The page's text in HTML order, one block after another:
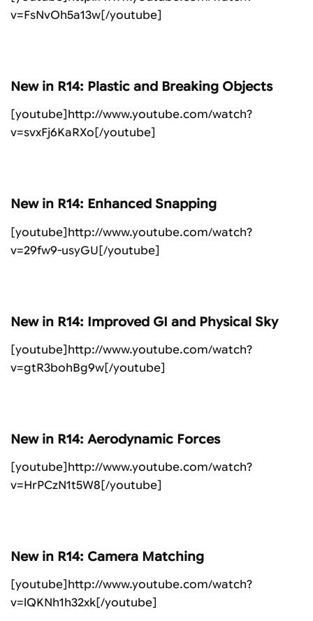
v=FsNvOh5a13w[/youtube]
New in R14: Plastic and Breaking Objects
[youtube]http://www.youtube.com/watch?
v=svxFj6KaRXo[/youtube]
New in R14: Enhanced Snapping
[youtube]http://www.youtube.com/watch?
v=29fw9-usyGU[/youtube]
New in R14: Improved GI and Physical Sky
[youtube]http://www.youtube.com/watch?
v=gtR3bohBg9w[/youtube]
New in R14: Aerodynamic Forces
[youtube]http://www.youtube.com/watch?
v=HrPCzN1t5W8[/youtube]
New in R14: Camera Matching
[youtube]http://www.youtube.com/watch?
v=lQKNh1h32xk[/youtube]